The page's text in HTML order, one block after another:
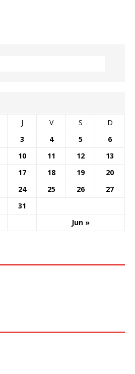
J V S D
Jun »
3 4 5
6
10 11 12
13
17 18 19
20
24 25 26
27
31